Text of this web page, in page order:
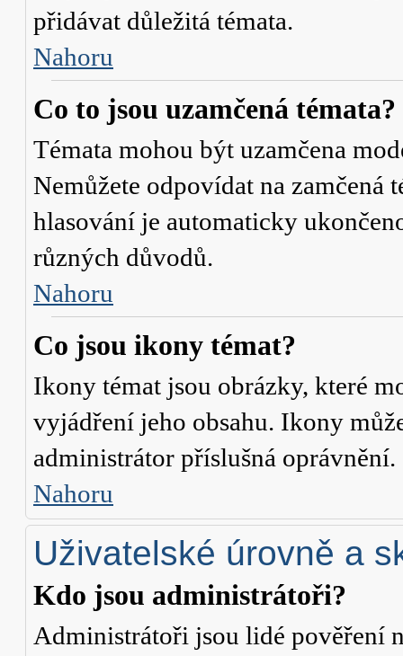
přidávat důležitá témata.
Nahoru
Co to jsou uzamčená témata?
Témata mohou být uzamčena
Nemůžete odpovídat na zamčená
hlasování je automaticky
různých důvodů.
Nahoru
Co jsou ikony témat?
Ikony témat jsou obrázky, které
vyjádření jeho obsahu. Ikony
administrátor příslušná oprávnění.
Nahoru
Uživatelské úrovně a
Kdo jsou administrátoři?
Administrátoři jsou lidé pověření